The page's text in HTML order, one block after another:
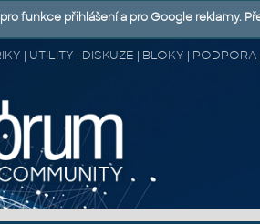
| UTILITY | DISKUZE | BLOKY |
funkce přihlášení a pro Google reklamy.